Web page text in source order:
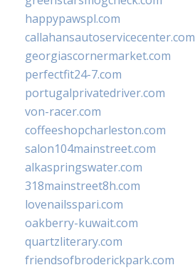
happypawspl.com
callahansautoservicecenter.com
georgiascornermarket.com
perfectfit24-7.com
portugalprivatedriver.com
von-racer.com
coffeeshopcharleston.com
salon104mainstreet.com
alkaspringswater.com
318mainstreet8h.com
lovenailsspari.com
oakberry-kuwait.com
quartzliterary.com
friendsofbroderickpark.com